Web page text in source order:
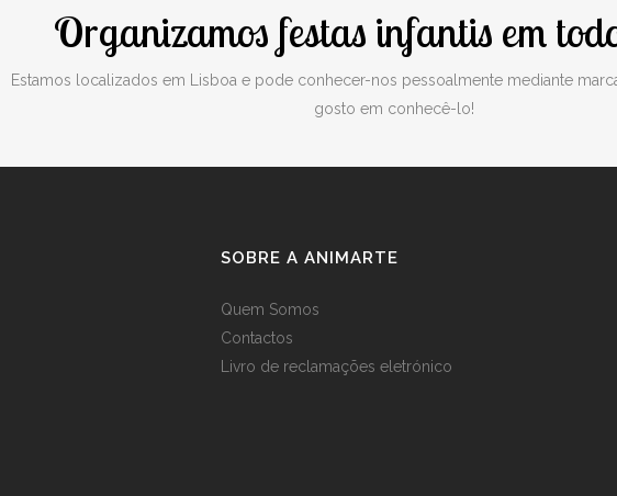
Organizamos festas infantis em
Estamos localizados em Lisboa e pode conhecer-nos pessoalmente mediante
gosto em conhecê-lo!
SOBRE A ANIMARTE
Quem Somos
Contactos
Livro de reclamações eletrónico